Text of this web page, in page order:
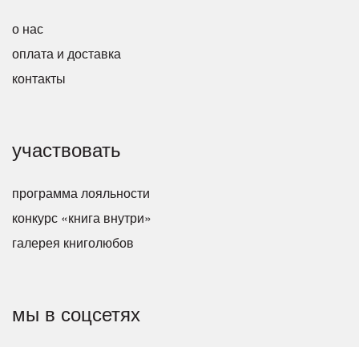
о нас
оплата и доставка
контакты
участвовать
программа лояльности
конкурс «книга внутри»
галерея книголюбов
мы в соцсетях